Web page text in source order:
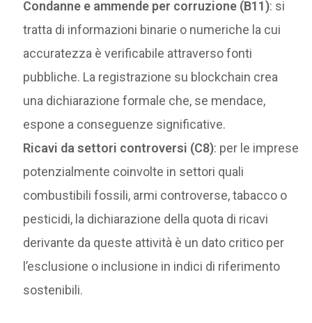
Condanne e ammende per corruzione (B11): si
tratta di informazioni binarie o numeriche la cui
accuratezza è verificabile attraverso fonti
pubbliche. La registrazione su blockchain crea
una dichiarazione formale che, se mendace,
espone a conseguenze significative.
Ricavi da settori controversi (C8): per le imprese
potenzialmente coinvolte in settori quali
combustibili fossili, armi controverse, tabacco o
pesticidi, la dichiarazione della quota di ricavi
derivante da queste attività è un dato critico per
l’esclusione o inclusione in indici di riferimento
sostenibili.